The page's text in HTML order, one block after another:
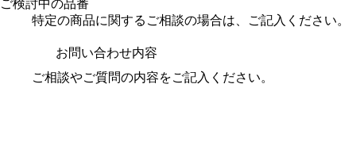
ご検討中の品番
特定の商品に関するご相談の場合は、ご記入ください。
お問い合わせ内容
ご相談やご質問の内容をご記入ください。